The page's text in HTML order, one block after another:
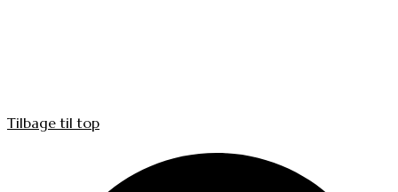
Tilbage til top